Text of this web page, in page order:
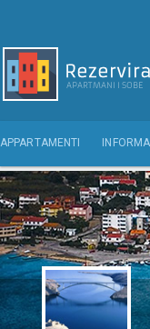
APPARTAMENTI